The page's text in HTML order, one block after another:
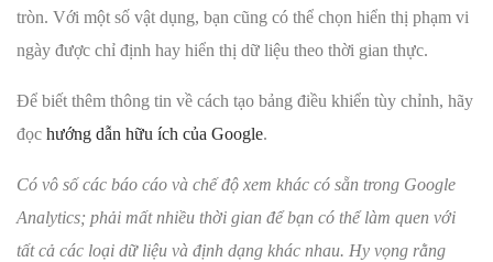
tròn. Với một số vật dụng, bạn cũng có thể chọn hiển thị phạm vi
ngày được chỉ định hay hiển thị dữ liệu theo thời gian thực.
Để biết thêm thông tin về cách tạo bảng điều khiển tùy chỉnh, hãy
đọc hướng dẫn hữu ích của Google.
Có vô số các báo cáo và chế độ xem khác có sẵn trong Google
Analytics; phải mất nhiều thời gian để bạn có thể làm quen với
tất cả các loại dữ liệu và định dạng khác nhau. Hy vọng rằng